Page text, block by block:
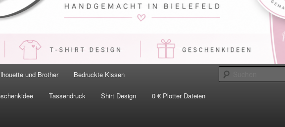
und Brother Bedruckte Kissen
Tassendruck Shirt Design 0 € Plotter Dateien